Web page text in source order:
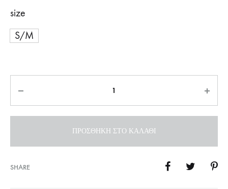
size
S/M
ΠΡΟΣΘΉΚΗ ΣΤΟ ΚΑΛΆΘΙ
SHARE